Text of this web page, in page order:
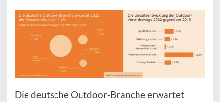
Die deutsche Outdoor-Branche erwartet